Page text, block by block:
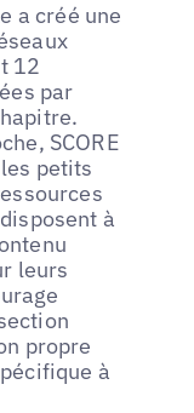
a créé une
12
par
SCORE
petits
à
leurs
propre
à